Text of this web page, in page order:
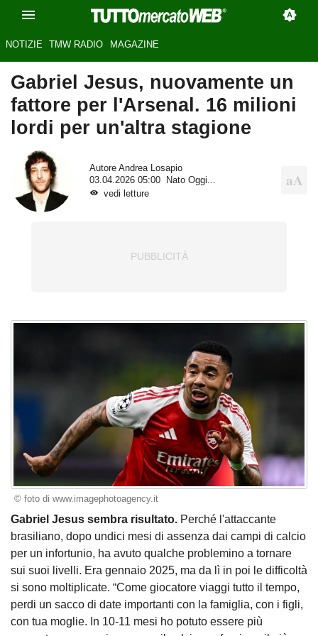
NOTIZIE TMW RADIO MAGAZINE
Gabriel Jesus, nuovamente un
fattore per l'Arsenal. 16 milioni
lordi per un'altra stagione
Autore Andrea Losapio
03.04.2026 05:00
Nato Oggi...
vedi letture
© foto di www.imagephotoagency.it
Gabriel Jesus sembra risultato. Perché l'attaccante
brasiliano, dopo undici mesi di assenza dai campi di calcio
per un infortunio, ha avuto qualche problemino a tornare
sui suoi livelli. Era gennaio 2025, ma da lì in poi le difficoltà
si sono moltiplicate. “Come giocatore viaggi tutto il tempo,
perdi un sacco di date importanti con la famiglia, con i figli,
con tua moglie. In 10-11 mesi ho potuto essere più